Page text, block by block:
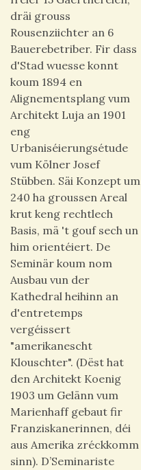
dräi grouss
Rousenziichter an 6
Bauerebetriber. Fir dass
d'Stad wuesse konnt
koum 1894 en
Alignementsplang vum
Architekt Luja an 1901
eng
Urbaniséierungsétude
vum Kölner Josef
Stübben. Säi Konzept um
240 ha groussen Areal
krut keng rechtlech
Basis, mä 't gouf sech un
him orientéiert. De
Seminär koum nom
Ausbau vun der
Kathedral heihinn an
d'entretemps
vergéissert
"amerikanescht
Klouschter". (Dëst hat
den Architekt Koenig
1903 um Gelänn vum
Marienhaff gebaut fir
Franziskanerinnen, déi
aus Amerika zréckkomm
sinn). D’Seminariste